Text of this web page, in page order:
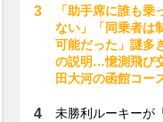
「助手席に誰も乗
ない」「同乗者は
可能だった」謎多
の説明…憶測飛び
田大河の函館コー
未勝利ルーキーが